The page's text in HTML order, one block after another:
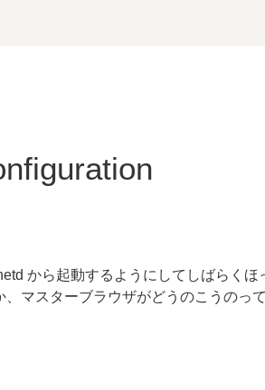
から起動するようにしてしばらくほ
マスターブラウザがどうのこうのっ